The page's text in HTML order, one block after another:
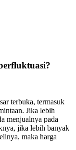
terbuka, termasuk
Jika lebih
menjualnya pada
jika lebih banyak
maka harga